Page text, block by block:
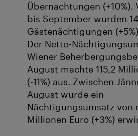
Übernachtungen (+10%).
bis September wurden
Gästenächtigungen
Der Netto-
Wiener
August machte 115,2
(-11%) aus. Zwischen
August wurde ein
Nächtigungsumsatz von
Millionen Euro (+3%)